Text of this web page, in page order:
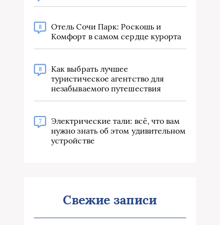
8
Отель Сочи Парк: Роскошь и
Комфорт в самом сердце курорта
8
Как выбрать лучшее
туристическое агентство для
незабываемого путешествия
7
Электрические тали: всё, что вам
нужно знать об этом удивительном
устройстве
Свежие записи